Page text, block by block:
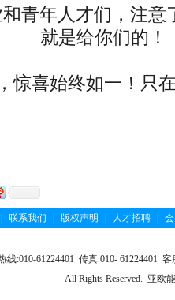
青年人才们，注意
就是给你们的！
惊喜始终如一！只
| 联系我们 | 版权声明 | 人才招聘 |
线:010-61224401 传真 010- 61224401
All Rights Reserved. 亚欧